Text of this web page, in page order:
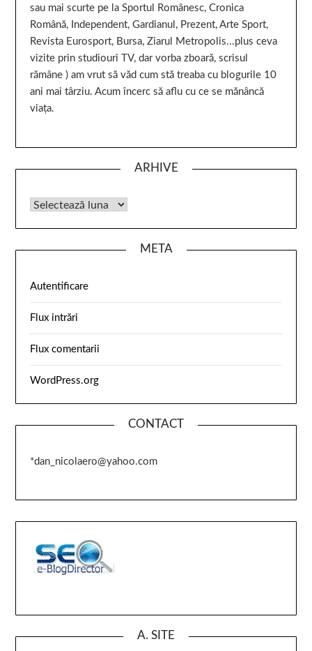
sau mai scurte pe la Sportul Românesc, Cronica
Română, Independent, Gardianul, Prezent, Arte Sport,
Revista Eurosport, Bursa, Ziarul Metropolis...plus ceva
vizite prin studiouri TV, dar vorba zboară, scrisul
rămâne ) am vrut să văd cum stă treaba cu blogurile 10
ani mai târziu. Acum încerc să aflu cu ce se mănâncă
viața.
ARHIVE
META
Autentificare
Flux intrări
Flux comentarii
WordPress.org
CONTACT
*dan_nicolaero@yahoo.com
A. SITE